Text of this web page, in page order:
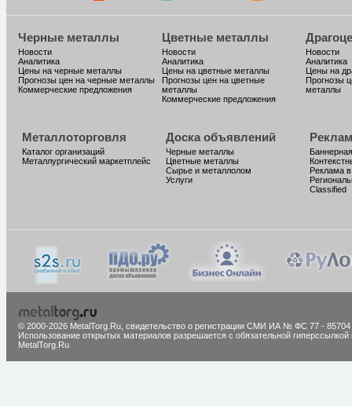
Черные металлы
Новости
Аналитика
Цены на черные металлы
Прогнозы цен на черные металлы
Коммерческие предложения
Цветные металлы
Новости
Аналитика
Цены на цветные металлы
Прогнозы цен на цветные
металлы
Коммерческие предложения
Новости
Аналитика
Цены на
Прогнозы
металлы
Металлоторговля
Каталог организаций
Металлургический маркетплейс
Доска объявлений
Черные металлы
Цветные металлы
Сырье и металлолом
Услуги
Реклама
Classified
© 2000-2026 MetalTorg.Ru, cвидетельство о регистрации СМИ ИА № ФС 77 - 85704
Использование открытых материалов разрешается с обязательной гиперссылкой
MetalTorg.Ru